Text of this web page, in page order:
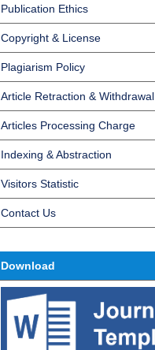
Publication Ethics
Copyright & License
Plagiarism Policy
Article Retraction & Withdrawal
Articles Processing Charge
Indexing & Abstraction
Visitors Statistic
Contact Us
Download